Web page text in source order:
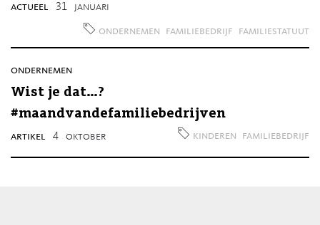
actueel 31 januari
ondernemen familiebedrijf familiestatuut
ondernemen
Wist je dat…?
#maandvandefamiliebedrijven
artikel 4 oktober kinderen familiebedrijf